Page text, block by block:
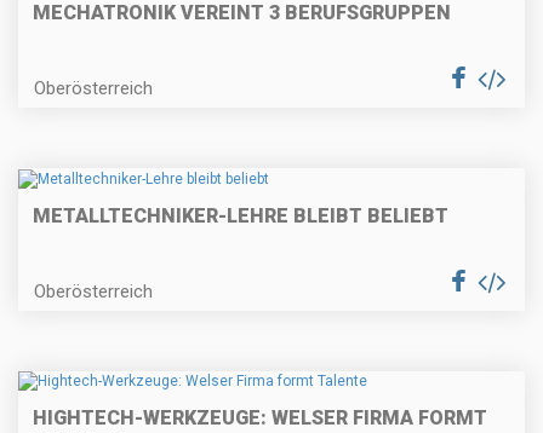
MECHATRONIK VEREINT 3 BERUFSGRUPPEN
Oberösterreich
METALLTECHNIKER-LEHRE BLEIBT BELIEBT
Oberösterreich
HIGHTECH-WERKZEUGE: WELSER FIRMA FORMT